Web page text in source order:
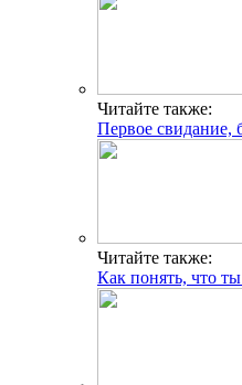
Читайте также:
Первое свидание,
Читайте также:
Как понять, что